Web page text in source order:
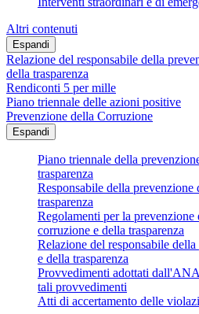
Altri contenuti
Espandi
Relazione del responsabile della
della trasparenza
Rendiconti 5 per mille
Piano triennale delle azioni positive
Prevenzione della Corruzione
Espandi
Piano triennale della
trasparenza
Responsabile della prevenzione
trasparenza
Regolamenti per la prevenzione
corruzione e della trasparenza
Relazione del responsabile
e della trasparenza
Provvedimenti adottati
tali provvedimenti
Atti di accertamento delle